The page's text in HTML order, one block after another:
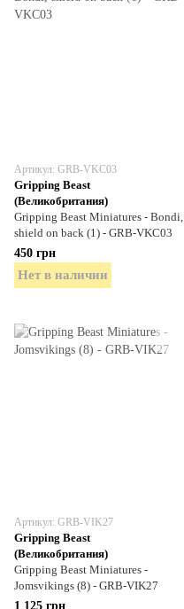
Артикул: GRB-VKC03
Gripping Beast
(Великобритания)
Gripping Beast Miniatures - Bondi,
shield on back (1) - GRB-VKC03
450 грн
Нет в наличии
Артикул: GRB-VIK27
Gripping Beast
(Великобритания)
Gripping Beast Miniatures -
Jomsvikings (8) - GRB-VIK27
1 125 грн